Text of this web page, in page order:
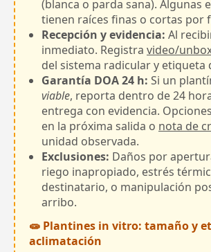
(blanca o parda sana). Algunas
tienen raíces finas o cortas por
Recepción y evidencia: Al
inmediato. Registra video/
del sistema radicular y etiqueta
Garantía DOA 24 h: Si un
viable, reporta dentro de 24
entrega con evidencia.
en la próxima salida o nota de
unidad observada.
Exclusiones: Daños por
riego inapropiado, estrés
destinatario, o manipulación
arribo.
🧫 Plantines in vitro: tamaño y
aclimatación